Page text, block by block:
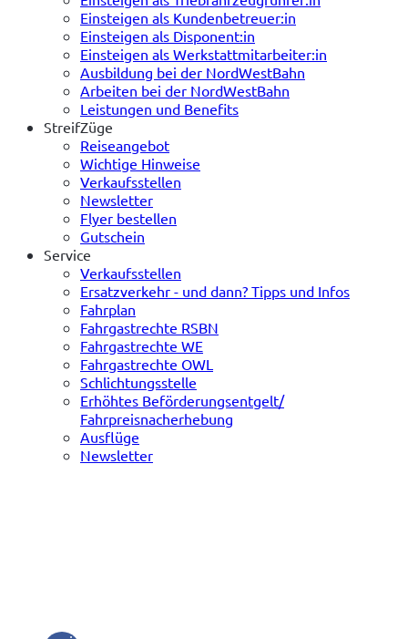
Einsteigen als Kundenbetreuer:in
Einsteigen als Disponent:in
Einsteigen als Werkstattmitarbeiter:in
Ausbildung bei der NordWestBahn
Arbeiten bei der NordWestBahn
Leistungen und Benefits
StreifZüge
Reiseangebot
Wichtige Hinweise
Verkaufsstellen
Newsletter
Flyer bestellen
Gutschein
Service
Verkaufsstellen
Ersatzverkehr - und dann? Tipps und Infos
Fahrplan
Fahrgastrechte RSBN
Fahrgastrechte WE
Fahrgastrechte OWL
Schlichtungsstelle
Erhöhtes Beförderungsentgelt/
Fahrpreisnacherhebung
Ausflüge
Newsletter